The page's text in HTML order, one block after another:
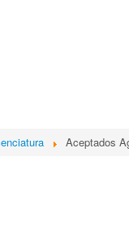
Aceptados